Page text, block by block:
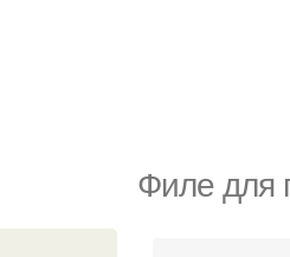
Филе для